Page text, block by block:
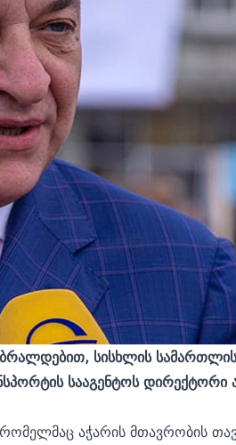
სისხლის
სააგენტოს დირექტორი
აჭარის მთავრობის